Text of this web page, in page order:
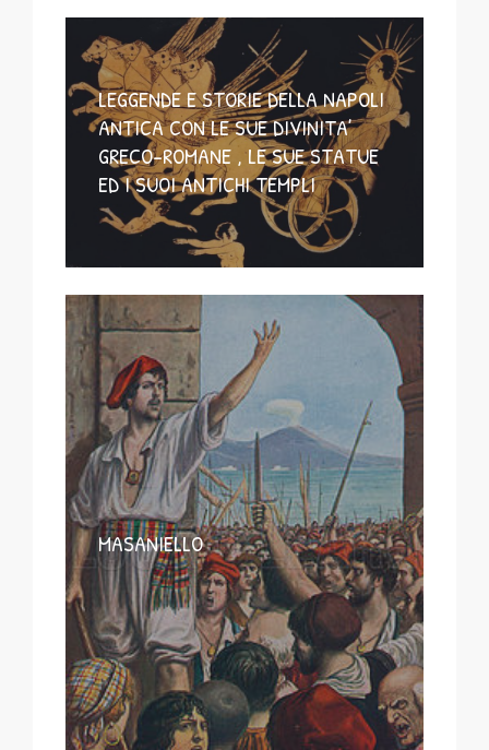
LEGGENDE E STORIE DELLA NAPOLI
ANTICA CON LE SUE DIVINITA’
GRECO-ROMANE , LE SUE STATUE
ED I SUOI ANTICHI TEMPLI
MASANIELLO